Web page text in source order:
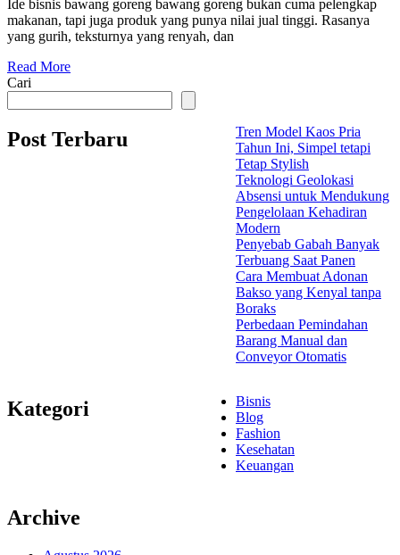
Ide bisnis bawang goreng bawang goreng bukan cuma pelengkap
makanan, tapi juga produk yang punya nilai jual tinggi. Rasanya
yang gurih, teksturnya yang renyah, dan
Read More
Cari
Post Terbaru
Tren Model Kaos Pria
Tahun Ini, Simpel tetapi
Tetap Stylish
Teknologi Geolokasi
Absensi untuk Mendukung
Pengelolaan Kehadiran
Modern
Penyebab Gabah Banyak
Terbuang Saat Panen
Cara Membuat Adonan
Bakso yang Kenyal tanpa
Boraks
Perbedaan Pemindahan
Barang Manual dan
Conveyor Otomatis
Kategori
Bisnis
Blog
Fashion
Kesehatan
Keuangan
Archive